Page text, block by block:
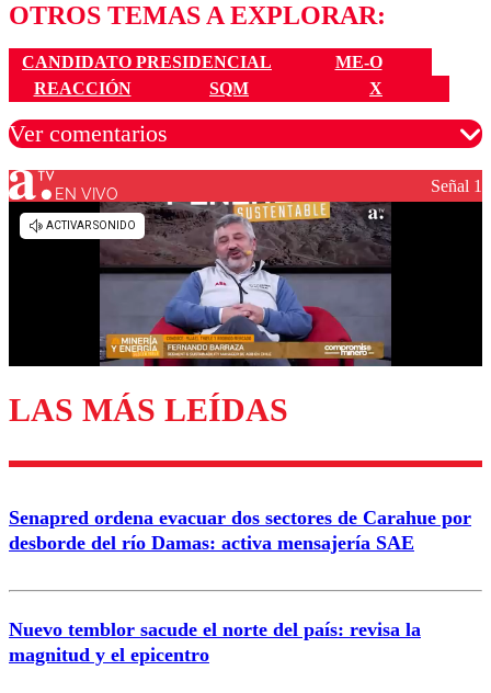
OTROS TEMAS A EXPLORAR:
CANDIDATO PRESIDENCIAL
ME-O
REACCIÓN
SQM X
Ver comentarios
Los comentarios son moderados para garantizar un
diálogo respetuoso.
Enviar comentario
EN VIVO Señal 1
LAS MÁS LEÍDAS
Senapred ordena evacuar dos sectores de Carahue por
desborde del río Damas: activa mensajería SAE
Nuevo temblor sacude el norte del país: revisa la
magnitud y el epicentro